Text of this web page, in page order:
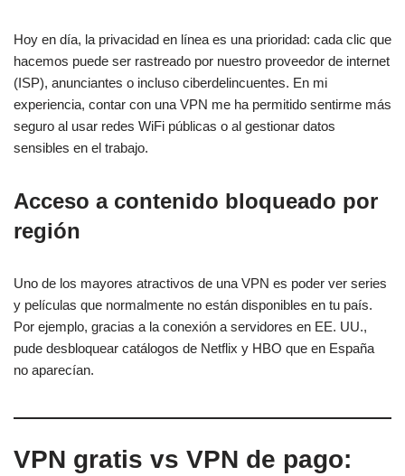
Hoy en día, la privacidad en línea es una prioridad: cada clic que
hacemos puede ser rastreado por nuestro proveedor de internet
(ISP), anunciantes o incluso ciberdelincuentes. En mi
experiencia, contar con una VPN me ha permitido sentirme más
seguro al usar redes WiFi públicas o al gestionar datos
sensibles en el trabajo.
Acceso a contenido bloqueado por
región
Uno de los mayores atractivos de una VPN es poder ver series
y películas que normalmente no están disponibles en tu país.
Por ejemplo, gracias a la conexión a servidores en EE. UU.,
pude desbloquear catálogos de Netflix y HBO que en España
no aparecían.
VPN gratis vs VPN de pago: